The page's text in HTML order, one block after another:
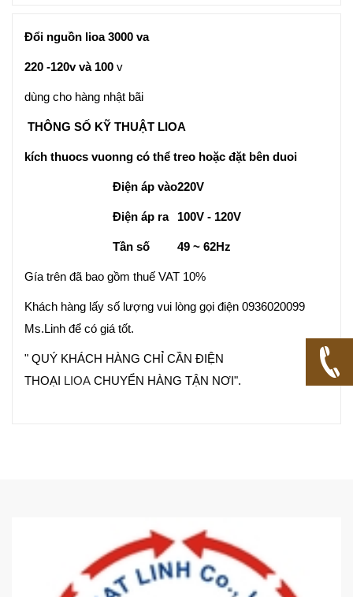
Đổi nguồn lioa 3000 va
220 -120v và 100 v
dùng cho hàng nhật bãi
THÔNG SỐ KỸ THUẬT LIOA
kích thuocs vuonng có thể treo hoặc đặt bên duoi
Điện áp vào220V
Điện áp ra 100V - 120V
Tần số 49 ~ 62Hz
Gía trên đã bao gồm thuế VAT 10%
Khách hàng lấy số lượng vui lòng gọi điện 0936020099
Ms.Linh để có giá tốt.
" QUÝ KHÁCH HÀNG CHỈ CẦN ĐIỆN
THOẠI LIOA CHUYỂN HÀNG TẬN NƠI".